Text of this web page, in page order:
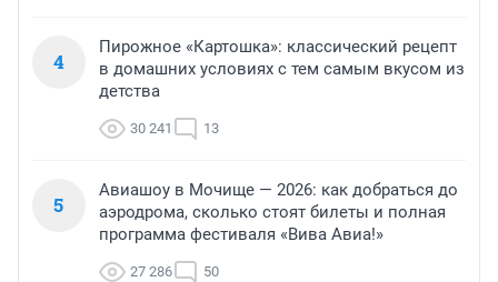
4
Пирожное «Картошка»: классический рецепт
в домашних условиях с тем самым вкусом из
детства
30 241 13
5
Авиашоу в Мочище — 2026: как добраться до
аэродрома, сколько стоят билеты и полная
программа фестиваля «Вива Авиа!»
27 286 50